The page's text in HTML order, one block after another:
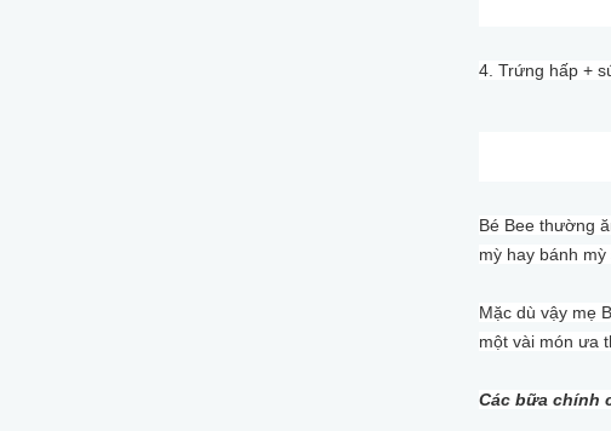
4. Trứng hấp +
Bé Bee thường
mỳ hay bánh
Mặc dù vậy mẹ
một vài món ưa
Các bữa chính